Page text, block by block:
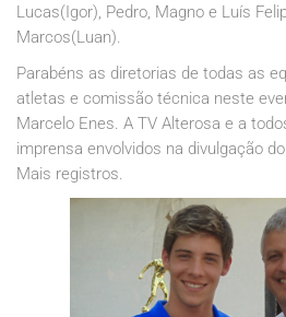
Lucas(Igor), Pedro, Magno e Luís
Marcos(Luan).
Parabéns as diretorias de todas as
atletas e comissão técnica neste
Marcelo Enes. A TV Alterosa e a
imprensa envolvidos na divulgação
Mais registros.